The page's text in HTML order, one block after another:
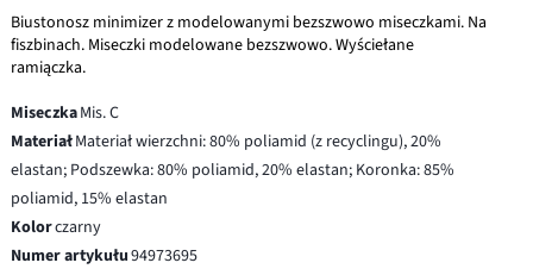
Biustonosz minimizer z modelowanymi bezszwowo miseczkami. Na
fiszbinach. Miseczki modelowane bezszwowo. Wyściełane
ramiączka.
MiseczkaMis. C
MateriałMateriał wierzchni: 80% poliamid (z recyclingu), 20%
elastan; Podszewka: 80% poliamid, 20% elastan; Koronka: 85%
poliamid, 15% elastan
Kolorczarny
Numer artykułu94973695